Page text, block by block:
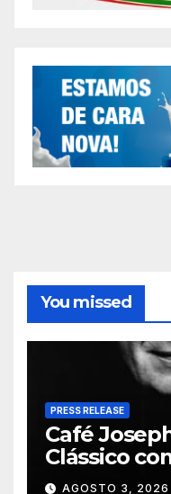
You missed
PRESS RELEASE
Café
Clássico
Varani
AGOSTO 3, 2026